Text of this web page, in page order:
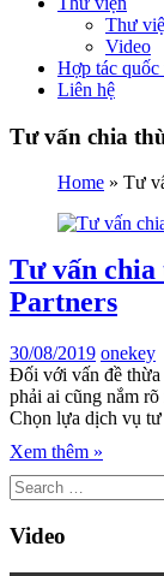
Thư
Video
Hợp tác quốc
Liên hệ
Tư vấn chia
Home » Tư
Tư vấn
Partners
30/08/2019 onekey
Đối với vấn đề thừa
phải ai cũng nắm
Chọn lựa dịch vụ
Xem thêm »
Video